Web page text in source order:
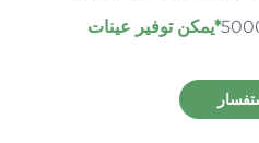
*يمكن توفير عينات